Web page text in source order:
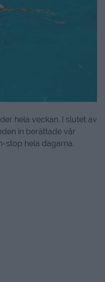
hela veckan. I slutet av
in berättade vår
stop hela dagarna.